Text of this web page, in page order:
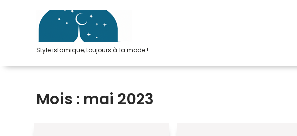
Style islamique, toujours à la mode !
Mois : mai 2023